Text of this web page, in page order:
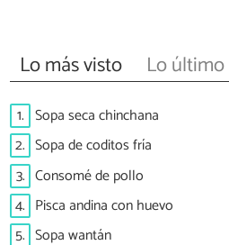
Lo más visto Lo último
1. Sopa seca chinchana
2. Sopa de coditos fría
3. Consomé de pollo
4. Pisca andina con huevo
5. Sopa wantán